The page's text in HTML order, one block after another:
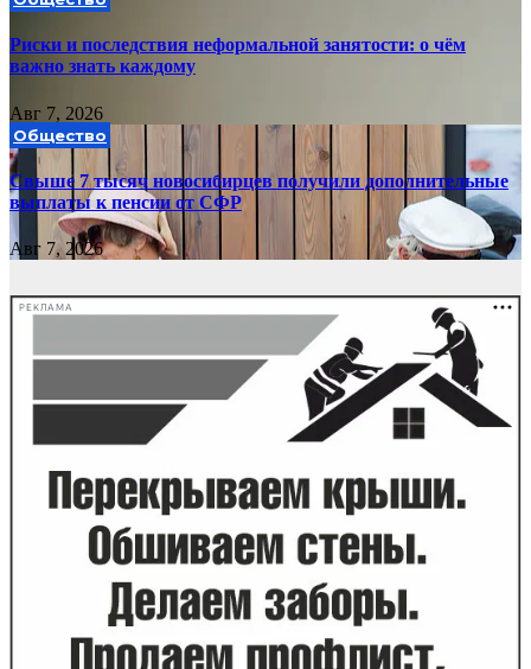
Риски и последствия неформальной занятости: о чём
важно знать каждому
Авг 7, 2026
Общество
Свыше 7 тысяч новосибирцев получили дополнительные
выплаты к пенсии от СФР
Авг 7, 2026
РЕКЛАМА